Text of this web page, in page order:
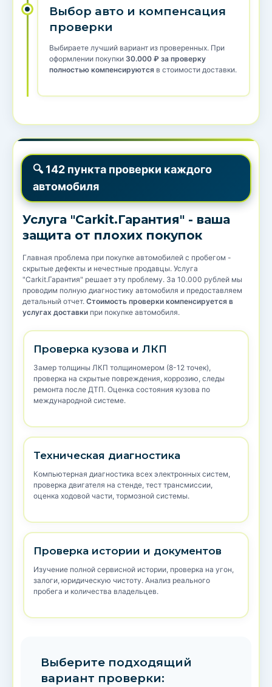
Выбор авто и компенсация
проверки
Выбираете лучший вариант из проверенных. При
оформлении покупки 30.000 ₽ за проверку
полностью компенсируются в стоимости доставки.
🔍 142 пункта проверки каждого
автомобиля
Услуга "Carkit.Гарантия" - ваша
защита от плохих покупок
Главная проблема при покупке автомобилей с пробегом -
скрытые дефекты и нечестные продавцы. Услуга
"Carkit.Гарантия" решает эту проблему. За 10.000 рублей мы
проводим полную диагностику автомобиля и предоставляем
детальный отчет. Стоимость проверки компенсируется в
услугах доставки при покупке автомобиля.
Проверка кузова и ЛКП
Замер толщины ЛКП толщиномером (8-12 точек),
проверка на скрытые повреждения, коррозию, следы
ремонта после ДТП. Оценка состояния кузова по
международной системе.
Техническая диагностика
Компьютерная диагностика всех электронных систем,
проверка двигателя на стенде, тест трансмиссии,
оценка ходовой части, тормозной системы.
Проверка истории и документов
Изучение полной сервисной истории, проверка на угон,
залоги, юридическую чистоту. Анализ реального
пробега и количества владельцев.
Выберите подходящий
вариант проверки: